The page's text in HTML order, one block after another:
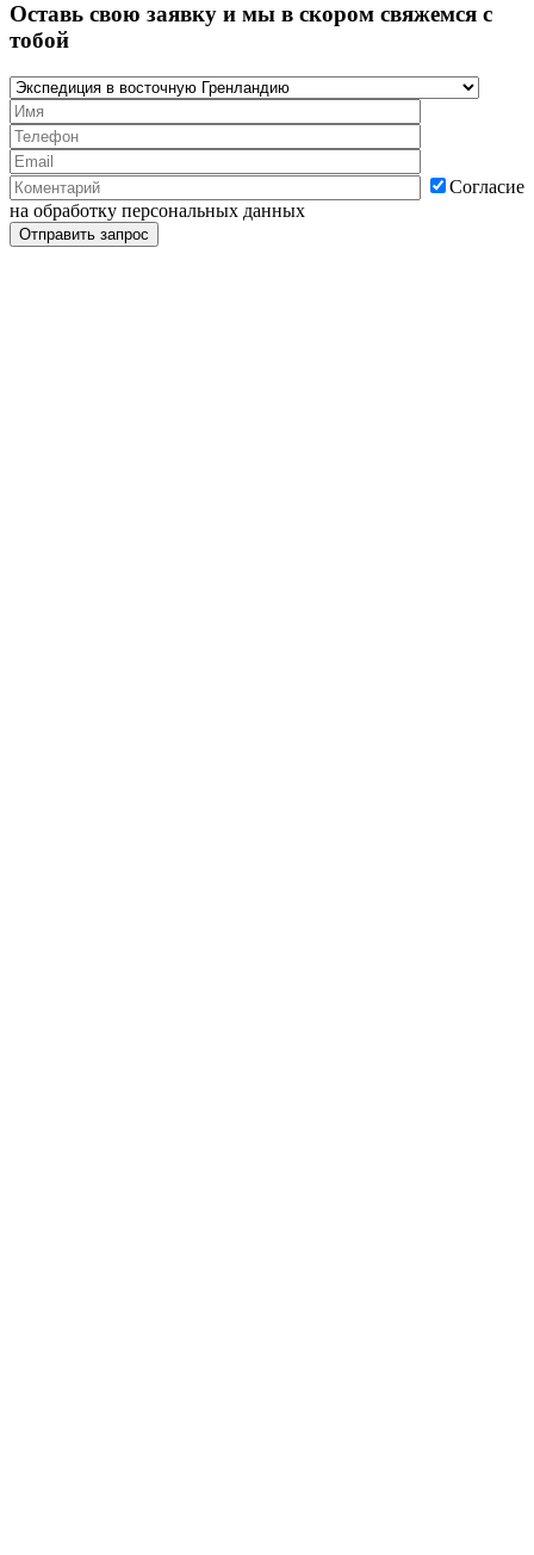
Оставь свою заявку и мы в скором свяжемся с
тобой
Согласие
на обработку персональных данных